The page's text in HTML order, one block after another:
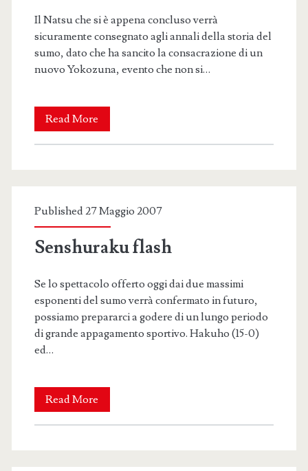
Il Natsu che si è appena concluso verrà
sicuramente consegnato agli annali della storia del
sumo, dato che ha sancito la consacrazione di un
nuovo Yokozuna, evento che non si…
Read More
Monarchia
Published 27 Maggio 2007
Senshuraku flash
Se lo spettacolo offerto oggi dai due massimi
esponenti del sumo verrà confermato in futuro,
possiamo prepararci a godere di un lungo periodo
di grande appagamento sportivo. Hakuho (15-0)
ed…
Read More
flash